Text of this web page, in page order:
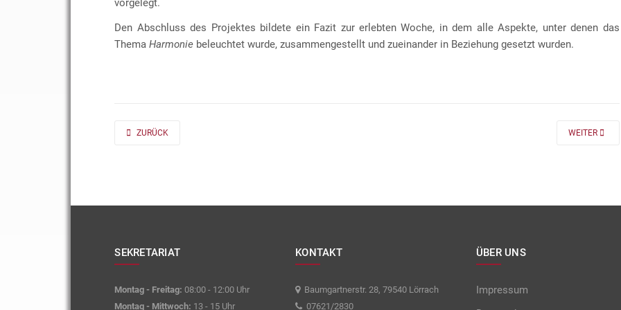
Den Abschluss des Projektes bildete ein Fazit zur erlebten Woche, in dem alle Aspekte, unter denen das
ThemaHarmonie beleuchtet wurde, zusammengestellt und zueinander in Beziehung gesetzt wurden.
PREVIOUS ARTICLE: AD FONTES 2019/20 „MASS“ FÜR DIE KLASSEN 7 UND 8
ZURÜCK NEXT
WEITER
SEKRETARIAT
Montag - Freitag: 08:00 - 12:00 Uhr
Montag - Mittwoch: 13 - 15 Uhr
KONTAKT
Baumgartnerstr. 28, 79540 Lörrach
07621/2830
ÜBER UNS
Impressum